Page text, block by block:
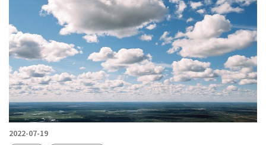
2022-07-19